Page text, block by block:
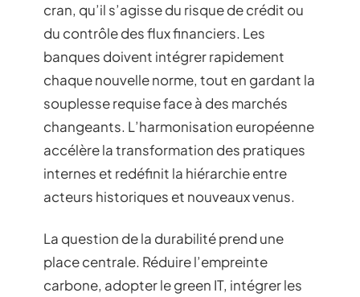
cran, qu’il s’agisse du risque de crédit ou
du contrôle des flux financiers. Les
banques doivent intégrer rapidement
chaque nouvelle norme, tout en gardant la
souplesse requise face à des marchés
changeants. L’harmonisation européenne
accélère la transformation des pratiques
internes et redéfinit la hiérarchie entre
acteurs historiques et nouveaux venus.
La question de la durabilité prend une
place centrale. Réduire l’empreinte
carbone, adopter le green IT, intégrer les